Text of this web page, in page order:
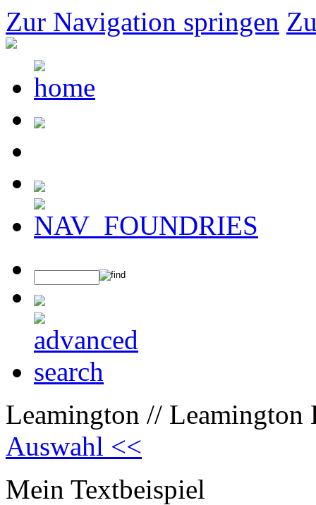
Zur Navigation springen
Leamington //
Auswahl <<
Mein Textbeispiel